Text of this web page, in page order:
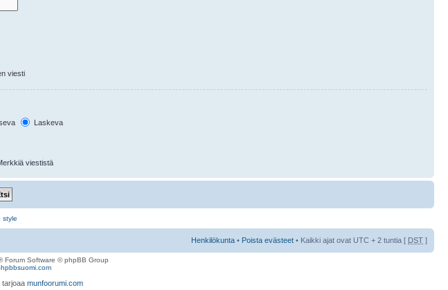
viesti
Laskeva
viestistä
style
Henkilökunta • Poista evästeet • Kaikki ajat ovat UTC + 2 tuntia [ DST ]
Forum Software © phpBB Group
tarjoaa munfoorumi.com